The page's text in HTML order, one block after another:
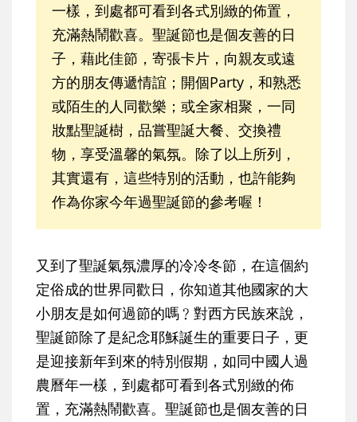
一樣，到處都可看到各式別緻的佈置，
充滿熱鬧歡喜。聖誕節也是個友善的日
子，藉此佳節，寄張卡片，向親友或遠
方的朋友傳遞情誼；開個Party，和熟悉
或陌生的人同歡樂；或全家相聚，一同
妝點聖誕樹，品嘗聖誕大餐、交換禮
物，享受溫馨的氣氛。除了以上所列，
其實還有，這些特別的活動，也許能夠
作為你家今年過聖誕節的參考喔！
又到了聖誕氣氛濃厚的冷冷冬節，在這個約
定俗成的世界同歡日，你知道其他國家的大
小朋友是如何過節的嗎﹖對西方民族來說，
聖誕節除了是紀念耶穌誕生的重要日子，更
是迎接新年到來的特別假期，如同中國人過
農曆年一樣，到處都可看到各式別緻的佈
置，充滿熱鬧歡喜。聖誕節也是個友善的日